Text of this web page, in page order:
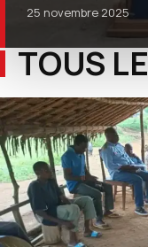
25 novembre 2025
TOUS